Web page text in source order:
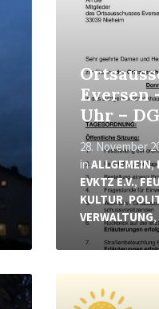
Eversen
Uhr –
28. November
inALLGEMEIN,
EVKTZ E.V.,
KULTUR,
VERWALTUNG,
Mehr
erfahren